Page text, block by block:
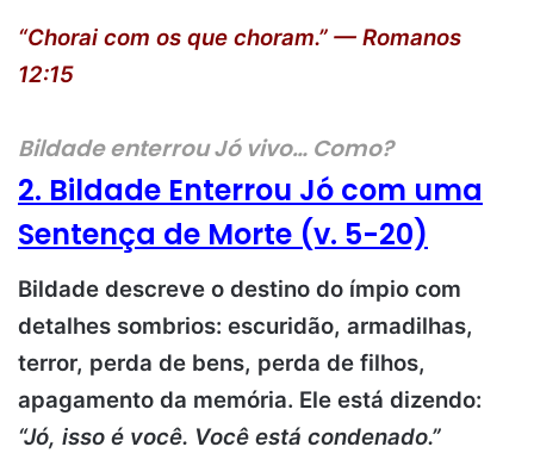
“Chorai com os que choram.” — Romanos
12:15
Bildade enterrou Jó vivo… Como?
2. Bildade Enterrou Jó com uma
Sentença de Morte (v. 5-20)
Bildade descreve o destino do ímpio com
detalhes sombrios: escuridão, armadilhas,
terror, perda de bens, perda de filhos,
apagamento da memória. Ele está dizendo:
“Jó, isso é você. Você está condenado.”